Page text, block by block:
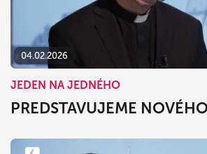
04.02.2026
JEDEN NA JEDNÉHO
PREDSTAVUJEME